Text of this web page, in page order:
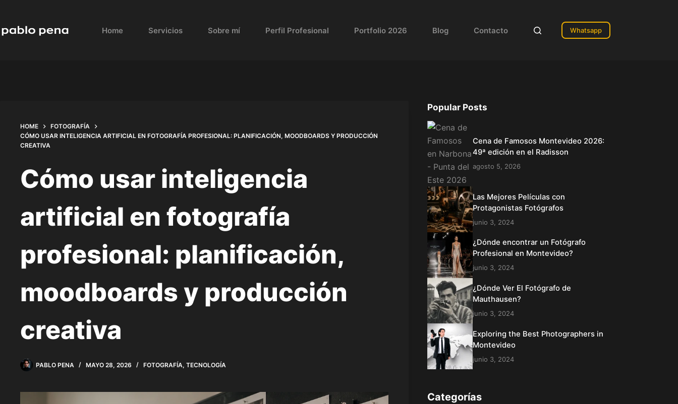
content
Home Servicios Sobre mí Perfil Profesional Portfolio 2026 Blog Contacto Whatsapp
HOME
FOTOGRAFÍA
CÓMO USAR INTELIGENCIA ARTIFICIAL EN FOTOGRAFÍA PROFESIONAL: PLANIFICACIÓN, MOODBOARDS Y PRODUCCIÓN
CREATIVA
Cómo usar inteligencia
artificial en fotografía
profesional: planificación,
moodboards y producción
creativa
PABLO PENA MAYO 28, 2026 FOTOGRAFÍA, TECNOLOGÍA
Popular Posts
Cena de Famosos Montevideo 2026:
49ª edición en el Radisson
agosto 5, 2026
Las Mejores Películas con
Protagonistas Fotógrafos
junio 3, 2024
¿Dónde encontrar un Fotógrafo
Profesional en Montevideo?
junio 3, 2024
¿Dónde Ver El Fotógrafo de
Mauthausen?
junio 3, 2024
Exploring the Best Photographers in
Montevideo
junio 3, 2024
Categorías